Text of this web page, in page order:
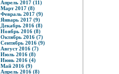
Апрель 2017 (11)
Март 2017 (8)
Февраль 2017 (9)
Январь 2017 (9)
Декабрь 2016 (8)
Ноябрь 2016 (8)
Октябрь 2016 (7)
Сентябрь 2016 (9)
Август 2016 (7)
Июль 2016 (8)
Июнь 2016 (4)
Май 2016 (9)
Апрель 2016 (8)